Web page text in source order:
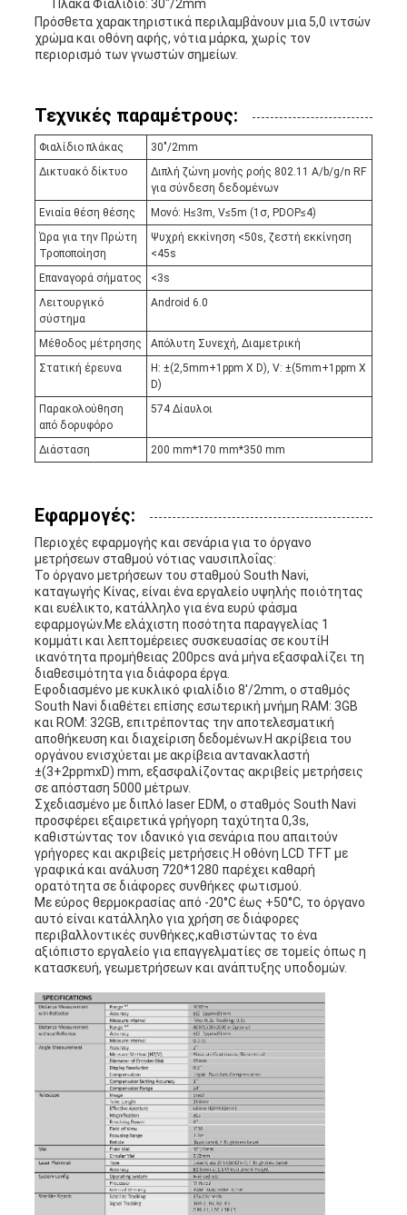
Πλάκα Φιαλίδιο: 30"/2mm
Πρόσθετα χαρακτηριστικά περιλαμβάνουν μια 5,0 ιντσών
χρώμα και οθόνη αφής, νότια μάρκα, χωρίς τον
περιορισμό των γνωστών σημείων.
Τεχνικές παραμέτρους:
Φιαλίδιο πλάκας
30"/2mm
Δικτυακό δίκτυο
Διπλή ζώνη μονής ροής 802.11 A/b/g/n RF
για σύνδεση δεδομένων
Ενιαία θέση θέσης
Μονό: H≤3m, V≤5m (1σ, PDOP≤4)
Ώρα για την Πρώτη
Τροποποίηση
Ψυχρή εκκίνηση <50s, ζεστή εκκίνηση
<45s
Επαναγορά σήματος
<3s
Λειτουργικό
σύστημα
Android 6.0
Μέθοδος μέτρησης
Απόλυτη Συνεχή, Διαμετρική
Στατική έρευνα
H: ±(2,5mm+1ppm X D), V: ±(5mm+1ppm X
D)
Παρακολούθηση
από δορυφόρο
574 Δίαυλοι
Διάσταση 200 mm*170 mm*350 mm
Εφαρμογές:
Περιοχές εφαρμογής και σενάρια για το όργανο
μετρήσεων σταθμού νότιας ναυσιπλοΐας:
Το όργανο μετρήσεων του σταθμού South Navi,
καταγωγής Κίνας, είναι ένα εργαλείο υψηλής ποιότητας
και ευέλικτο, κατάλληλο για ένα ευρύ φάσμα
εφαρμογών.Με ελάχιστη ποσότητα παραγγελίας 1
κομμάτι και λεπτομέρειες συσκευασίας σε κουτίΗ
ικανότητα προμήθειας 200pcs ανά μήνα εξασφαλίζει τη
διαθεσιμότητα για διάφορα έργα.
Εφοδιασμένο με κυκλικό φιαλίδιο 8'/2mm, ο σταθμός
South Navi διαθέτει επίσης εσωτερική μνήμη RAM: 3GB
και ROM: 32GB, επιτρέποντας την αποτελεσματική
αποθήκευση και διαχείριση δεδομένων.Η ακρίβεια του
οργάνου ενισχύεται με ακρίβεια αντανακλαστή
±(3+2ppmxD) mm, εξασφαλίζοντας ακριβείς μετρήσεις
σε απόσταση 5000 μέτρων.
Σχεδιασμένο με διπλό laser EDM, ο σταθμός South Navi
προσφέρει εξαιρετικά γρήγορη ταχύτητα 0,3s,
καθιστώντας τον ιδανικό για σενάρια που απαιτούν
γρήγορες και ακριβείς μετρήσεις.Η οθόνη LCD TFT με
γραφικά και ανάλυση 720*1280 παρέχει καθαρή
ορατότητα σε διάφορες συνθήκες φωτισμού.
Με εύρος θερμοκρασίας από -20°C έως +50°C, το όργανο
αυτό είναι κατάλληλο για χρήση σε διάφορες
περιβαλλοντικές συνθήκες,καθιστώντας το ένα
αξιόπιστο εργαλείο για επαγγελματίες σε τομείς όπως η
κατασκευή, γεωμετρήσεων και ανάπτυξης υποδομών.